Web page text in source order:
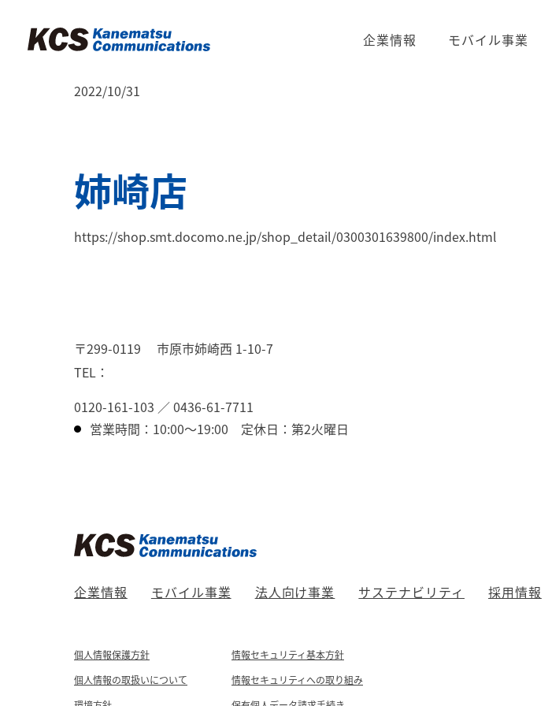
企業情報 モバイル事業
2022/10/31
姉崎店
https://shop.smt.docomo.ne.jp/shop_detail/0300301639800/index.html
〒299-0119
市原市姉崎西 1-10-7
TEL：
0120-161-103 ／0436-61-7711
営業時間：10:00〜19:00 定休日：第2火曜日
企業情報 モバイル事業 法人向け事業 サステナビリティ 採用情報
個人情報保護方針
情報セキュリティ基本方針
個人情報の取扱いについて
情報セキュリティへの取り組み